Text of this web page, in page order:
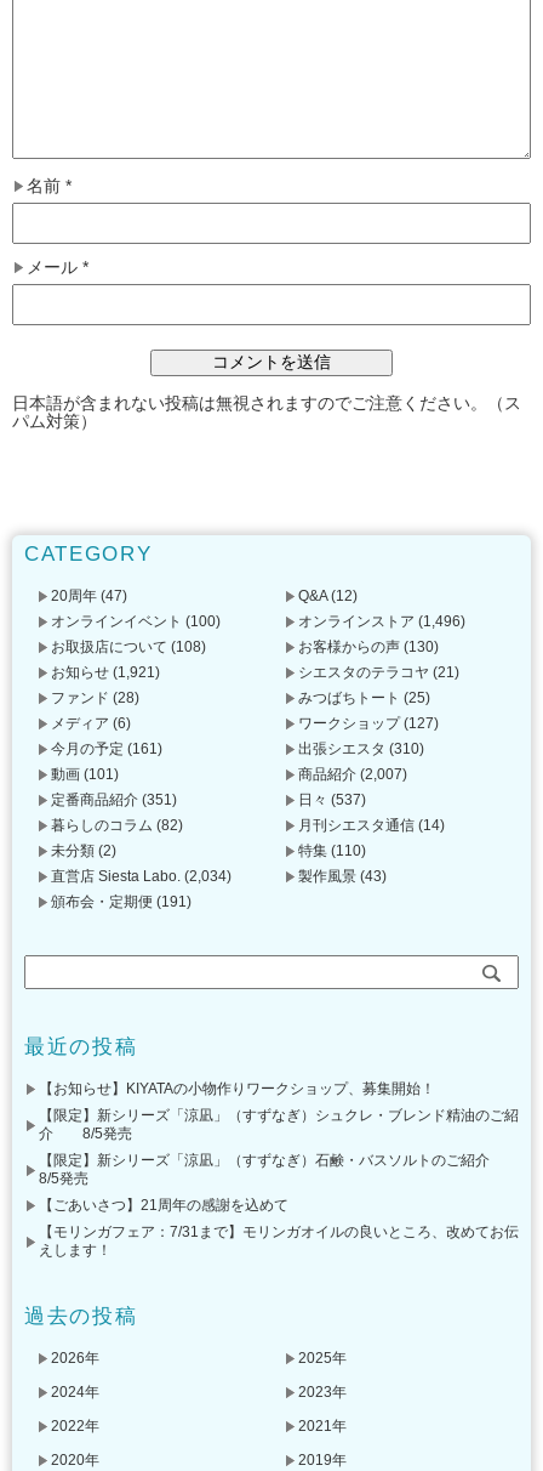
名前 *
メール *
日本語が含まれない投稿は無視されますのでご注意ください。（ス
パム対策）
CATEGORY
20周年 (47) Q&A(12)
オンラインイベント (100) オンラインストア (1,496)
お取扱店について (108) お客様からの声 (130)
お知らせ (1,921) シエスタのテラコヤ (21)
ファンド (28) みつばちトート (25)
メディア (6) ワークショップ(127)
今月の予定 (161) 出張シエスタ (310)
動画 (101) 商品紹介 (2,007)
定番商品紹介 (351) 日々 (537)
暮らしのコラム (82) 月刊シエスタ通信 (14)
未分類 (2) 特集 (110)
直営店 Siesta Labo. (2,034) 製作風景 (43)
頒布会・定期便 (191)
最近の投稿
【お知らせ】KIYATAの小物作りワークショップ、募集開始！
【限定】新シリーズ「涼凪」（すずなぎ）シュクレ・ブレンド精油のご紹
介 8/5発売
【限定】新シリーズ「涼凪」（すずなぎ）石鹸・バスソルトのご紹介
8/5発売
【ごあいさつ】21周年の感謝を込めて
【モリンガフェア：7/31まで】モリンガオイルの良いところ、改めてお伝
えします！
過去の投稿
2026年
2025年
2024年
2023年
2022年
2021年
2020年
2019年